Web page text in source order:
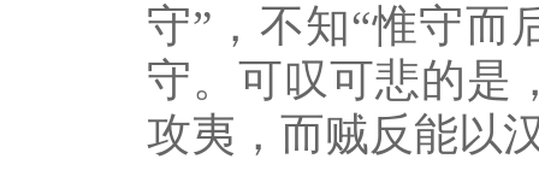
守”，不知“惟守而
守。可叹可悲的是
攻夷，而贼反能以